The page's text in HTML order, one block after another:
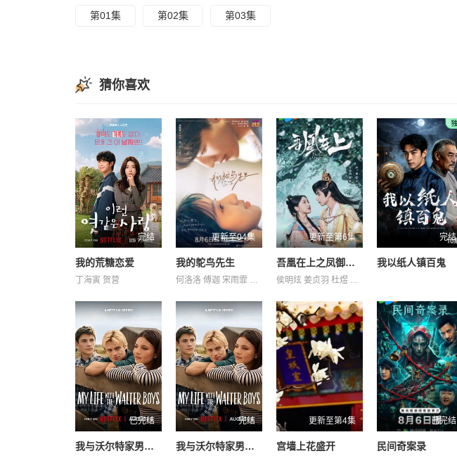
第01集 第02集 第03集
猜你喜欢
完结
我的荒糖恋爱
丁海寅 贺营
更新至04集
我的鸵鸟先生
何洛洛 傅迦 宋雨霏 常铖 方晓东 王若衫 胡晓龙 苏晓彤 董璇 许淇杰 贾笑涵 陈冠甯
更新至第6集
吾凰在上之凤御四方
侯明炫 姜贞羽 杜煜 林亚冬 祖怀 赵一博 邓孝慈 郑千亦 郝熠然
完结
我以纸人镇百鬼
已完结
我与沃尔特家男孩的生活第三季
完结
我与沃尔特家男孩的生活 第三季
更新至第4集
宫墙上花盛开
已完结
民间奇案录